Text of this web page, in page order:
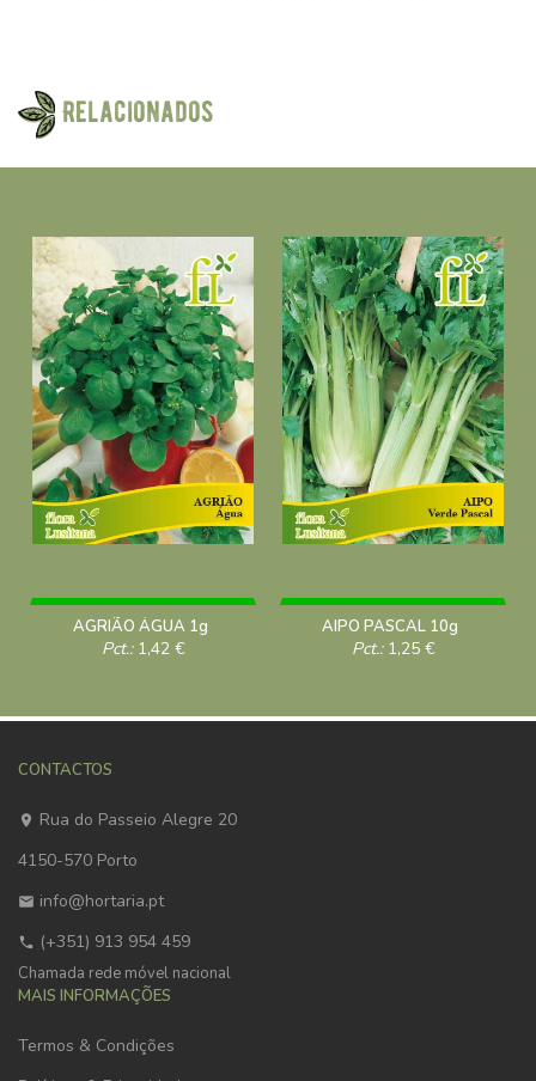
Relacionados
AGRIÃO ÁGUA 1g
Pct.: 1,42 €
AIPO PASCAL 10g
Pct.: 1,25 €
CONTACTOS
Rua do Passeio Alegre 20
4150-570 Porto
info@hortaria.pt
(+351) 913 954 459
Chamada rede móvel nacional
MAIS INFORMAÇÕES
Termos & Condições